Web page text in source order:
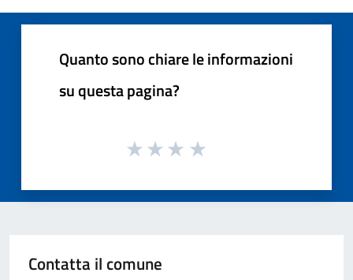
Quanto sono chiare le informazioni
su questa pagina?
Contatta il comune